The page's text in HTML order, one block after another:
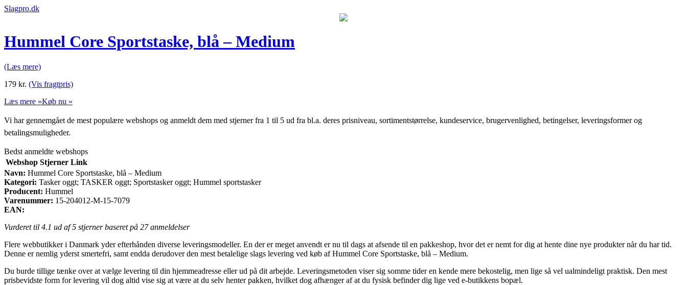
Slagpro.dk
Hummel Core Sportstaske, blå – Medium
(Læs mere)
179 kr. (Vis fragtpris)
Læs mere »Køb nu »
Vi har gennemgået de mest populære webshops og anmeldt dem med stjerner fra 1 til 5 ud fra bl.a. deres prisniveau, sortimentstørrelse, kundeservice, brugervenlighed, betingelser, leveringsformer og
betalingsmuligheder.
Bedst anmeldte webshops
Webshop Stjerner Link
Navn: Hummel Core Sportstaske, blå – Medium
Kategori: Tasker oggt; TASKER oggt; Sportstasker oggt; Hummel sportstasker
Producent: Hummel
Varenummer: 15-204012-M-15-7079
EAN:
Vurderet til 4.1 ud af 5 stjerner baseret på 27anmeldelser
Flere webbutikker i Danmark yder efterhånden diverse leveringsmodeller. En der er meget anvendt er nu til dags at afsende til en pakkeshop, hvor det er nemt for dig at hente dine nye produkter når du har tid.
Denne er nemlig yderst smertefri, samt endda derudover den mest betalelige slags levering ved køb af Hummel Core Sportstaske, blå – Medium.
Du burde tillige tænke over at vælge levering til din hjemmeadresse eller ud på dit arbejde. Leveringsmetoden viser sig somme tider en kende mere bekostelig, men lige så vel ualmindeligt praktisk. Den mest
prisbevidste form for levering vil dog altid vise sig at være at du selv henter pakken, hvilket dog afhænger af at du fysisk befinder dig lige ved e-butikkens bopæl.